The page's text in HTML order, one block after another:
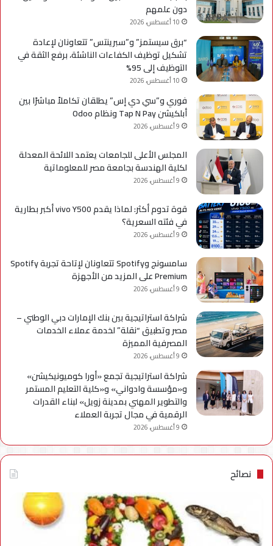
والتغيّر
التكنولوجي
وإعادة
تشكّيل
موازين
القوى
العالمية
دون علمهم
10 أغسطس، 2026
“برق سيستمز” و”سبرينتس” تتعاونان لإعادة
تشكيل توظيف الكفاءات الناشئة، برفع الثقة في
التوظيف إلى 95%
10 أغسطس، 2026
فوري و”سي دي إس” يطلقان تكاملاً مباشرًا بين
أبلكيشن Tap N Pay ونظام Odoo
9 أغسطس، 2026
المجلس الأعلى للجامعات يعتمد اللائحة المعدلة
لكلية الهندسة بجامعة مصر للمعلوماتية
9 أغسطس، 2026
قوة تدوم أكثر: لماذا يقدم vivo Y500 أكبر بطارية
في فئته السعرية؟
9 أغسطس، 2026
سامسونج وSpotify تتعاونان لإتاحة تجربة Spotify
Premium على المزيد من الأجهزة
9 أغسطس، 2026
شراكة استراتيجية بين بنك الإمارات دبي الوطني –
مصر وتطبيق “نقلة” لخدمة عملاء الخدمات
المصرفية المميزة
9 أغسطس، 2026
شراكة استراتيجية تجمع «أورا كوميونيكيشن»
و«مؤسسة وادواني» و«كلية التعليم المستمر
والتطوير المهني بمدينة زويل» لبناء القدرات
الرقمية في مجال تجربة العملاء
9 أغسطس، 2026
نصائح